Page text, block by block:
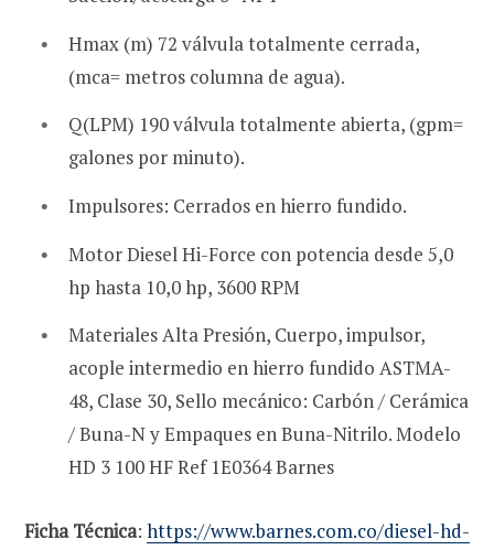
Hmax (m) 72 válvula totalmente cerrada,
(mca= metros columna de agua).
Q(LPM) 190 válvula totalmente abierta, (gpm=
galones por minuto).
Impulsores: Cerrados en hierro fundido.
Motor Diesel Hi-Force con potencia desde 5,0
hp hasta 10,0 hp, 3600 RPM
Materiales Alta Presión, Cuerpo, impulsor,
acople intermedio en hierro fundido ASTMA-
48, Clase 30, Sello mecánico: Carbón / Cerámica
/ Buna-N y Empaques en Buna-Nitrilo. Modelo
HD 3 100 HF Ref 1E0364 Barnes
Ficha Técnica: https://www.barnes.com.co/diesel-hd-